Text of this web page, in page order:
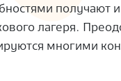
получают
лагеря.
многими